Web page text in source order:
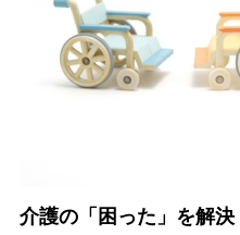
介護の「困った」を解